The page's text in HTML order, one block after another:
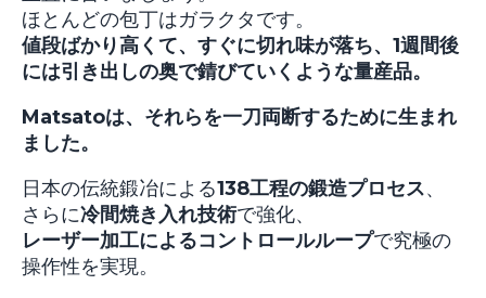
ほとんどの包丁はガラクタです。
値段ばかり高くて、すぐに切れ味が落ち、1週間後
には引き出しの奥で錆びていくような量産品。
Matsatoは、それらを一刀両断するために生まれ
ました。
日本の伝統鍛冶による138工程の鍛造プロセス、
さらに冷間焼き入れ技術で強化、
レーザー加工によるコントロールループで究極の
操作性を実現。